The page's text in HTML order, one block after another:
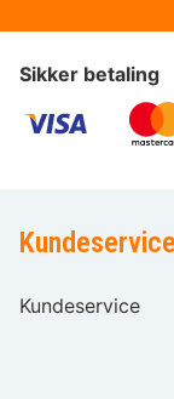
Sikker betaling
Kundeservice
Kundeservice